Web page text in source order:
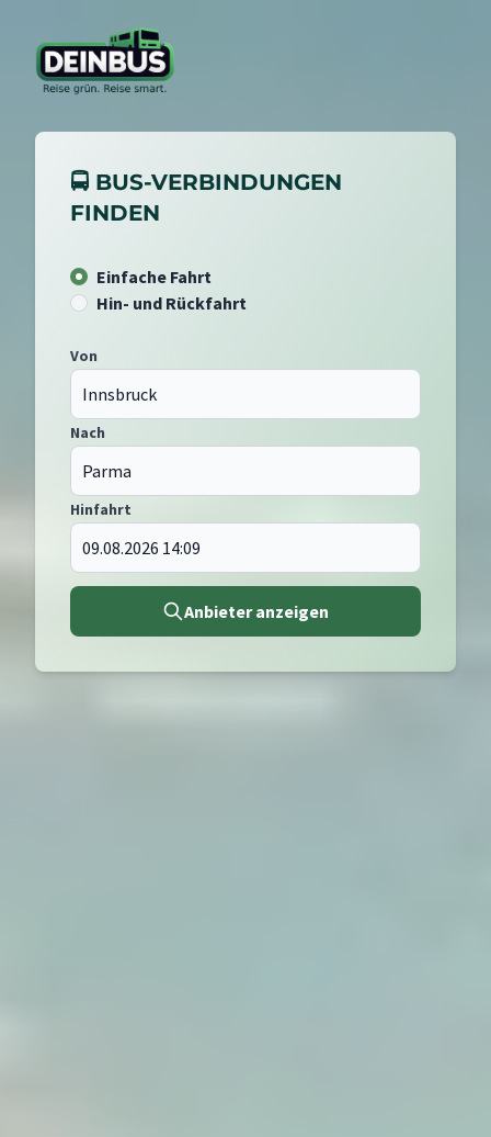
🚍 BUS-VERBINDUNGEN
FINDEN
Einfache Fahrt
Hin- und Rückfahrt
Von
Nach
Hinfahrt
Anbieter anzeigen